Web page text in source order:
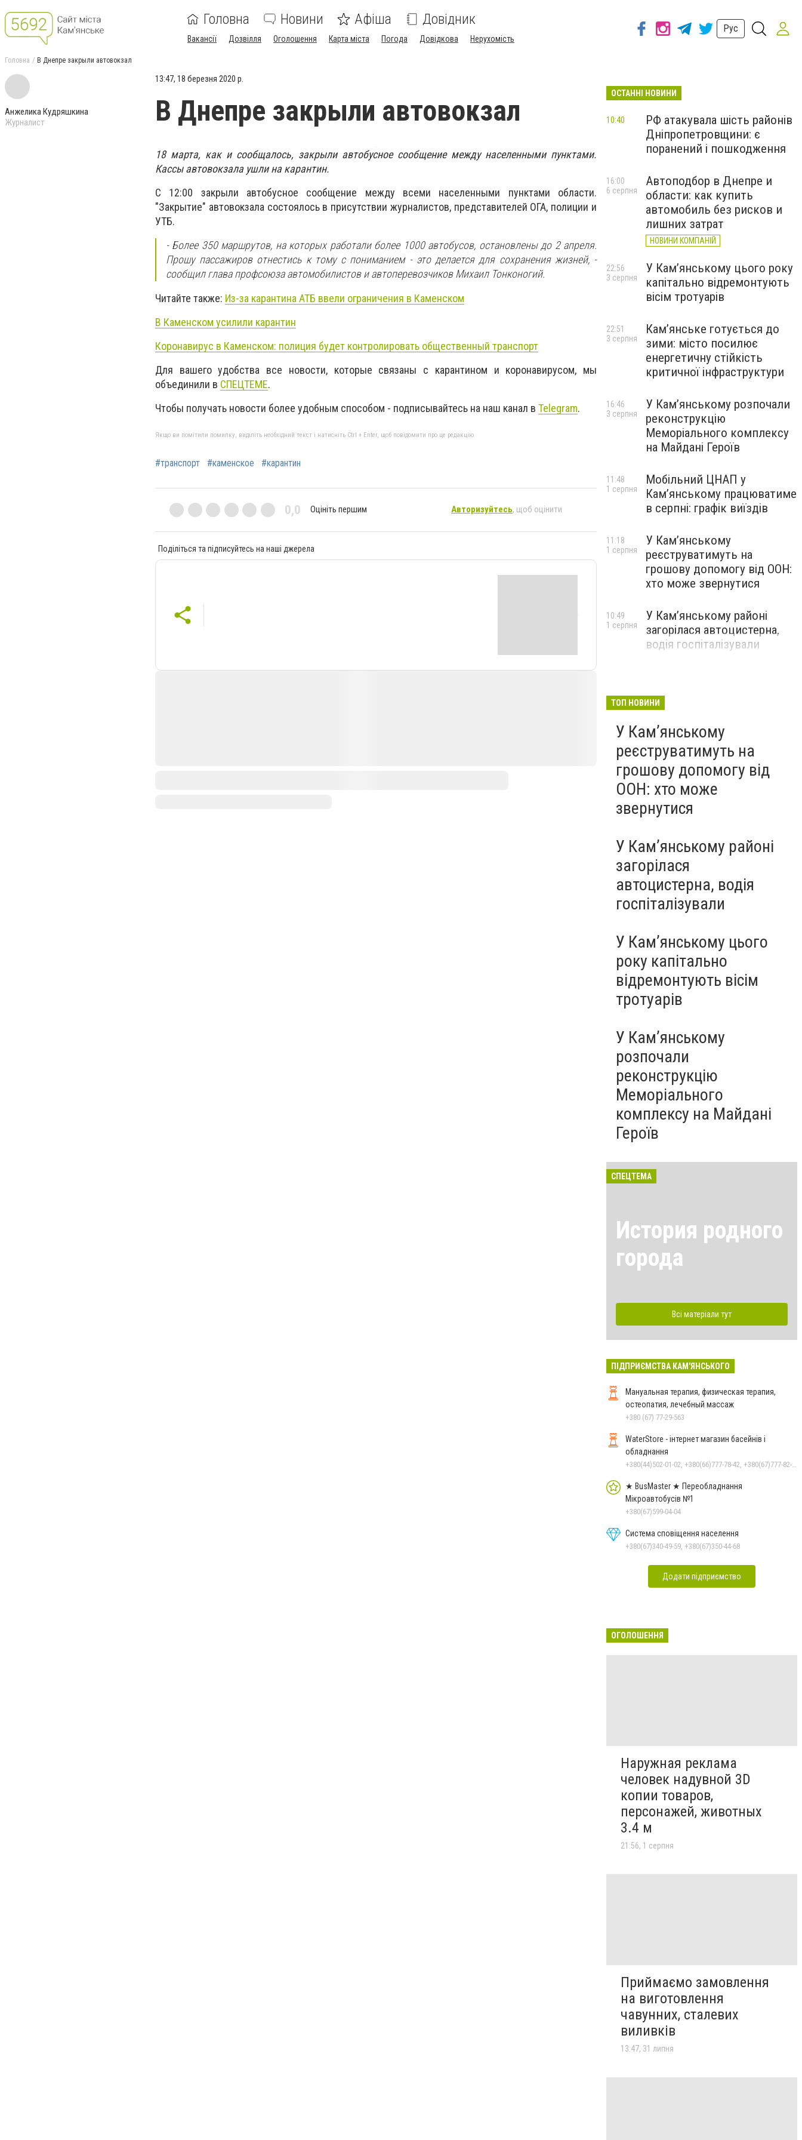
Головна Новини Афіша Довідник
Вакансії Дозвілля Оголошення Карта міста Погода Довідкова Нерухомість
Рус
Головна В Днепре закрыли автовокзал
Анжелика Кудряшкина
Журналист
13:47, 18 березня 2020 р.
В Днепре закрыли автовокзал
18 марта, как и сообщалось, закрыли автобусное сообщение между населенными пунктами.
Кассы автовокзала ушли на карантин.
С 12:00 закрыли автобусное сообщение между всеми населенными пунктами области.
"Закрытие" автовокзала состоялось в присутствии журналистов, представителей ОГА, полиции и
УТБ.
- Более 350 маршрутов, на которых работали более 1000 автобусов, остановлены до 2 апреля.
Прошу пассажиров отнестись к тому с пониманием - это делается для сохранения жизней, -
сообщил глава профсоюза автомобилистов и автоперевозчиков Михаил Тонконогий.
Читайте также: Из-за карантина АТБ ввели ограничения в Каменском
В Каменском усилили карантин
Коронавирус в Каменском: полиция будет контролировать общественный транспорт
Для вашего удобства все новости, которые связаны с карантином и коронавирусом, мы
объединили в СПЕЦТЕМЕ.
Чтобы получать новости более удобным способом - подписывайтесь на наш канал в Telegram.
Якщо ви помітили помилку, виділіть необхідний текст і натисніть Ctrl + Enter, щоб повідомити про це редакцію
#транспорт #каменское #карантин
0,0 Оцініть першим Авторизуйтесь, щоб оцінити
Поділіться та підписуйтесь на наші джерела
ОСТАННІ НОВИНИ
РФ атакувала шість районів
Дніпропетровщини: є
поранений і пошкодження
10:40
Автоподбор в Днепре и
области: как купить
автомобиль без рисков и
лишних затрат
НОВИНИ КОМПАНІЙ
16:00
6 серпня
У Кам’янському цього року
капітально відремонтують
вісім тротуарів
22:56
3 серпня
Кам’янське готується до
зими: місто посилює
енергетичну стійкість
критичної інфраструктури
22:51
3 серпня
У Кам’янському розпочали
реконструкцію
Меморіального комплексу
на Майдані Героїв
16:46
3 серпня
Мобільний ЦНАП у
Кам’янському працюватиме
в серпні: графік виїздів
11:48
1 серпня
У Кам’янському
реєструватимуть на
грошову допомогу від ООН:
хто може звернутися
11:18
1 серпня
У Кам’янському районі
загорілася автоцистерна,
водія госпіталізували
10:49
1 серпня
ТОП НОВИНИ
У Кам’янському
реєструватимуть на
грошову допомогу від
ООН: хто може
звернутися
У Кам’янському районі
загорілася
автоцистерна, водія
госпіталізували
У Кам’янському цього
року капітально
відремонтують вісім
тротуарів
У Кам’янському
розпочали
реконструкцію
Меморіального
комплексу на Майдані
Героїв
СПЕЦТЕМА
История родного
города
Всі матеріали тут
ПІДПРИЄМСТВА КАМ'ЯНСЬКОГО
Мануальная терапия, физическая терапия,
остеопатия, лечебный массаж
+380 (67) 77-29-563
WaterStore - інтернет магазин басейнів і
обладнання
★ BusMaster ★ Переобладнання
Мікроавтобусів №1
+380(67)599-04-04
Система сповіщення населення
+380(67)340-49-59, +380(67)350-44-68
Додати підприємство
ОГОЛОШЕННЯ
Наружная реклама
человек надувной 3D
копии товаров,
персонажей, животных
3.4 м
21:56, 1 серпня
Приймаємо замовлення
на виготовлення
чавунних, сталевих
виливків
13:47, 31 липня